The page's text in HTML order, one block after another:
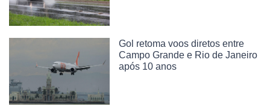
Gol retoma voos diretos entre
Campo Grande e Rio de Janeiro
após 10 anos